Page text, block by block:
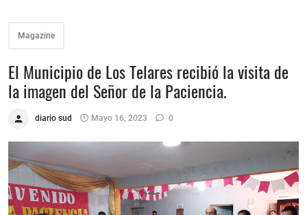
Magazine
El Municipio de Los Telares recibió la visita de
la imagen del Señor de la Paciencia.
diario sud Mayo 16, 2023 0